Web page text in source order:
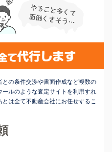
の条件交渉や書面作成など複数の
ルのような査定サイトを利用すれ
は全て不動産会社にお任せするこ